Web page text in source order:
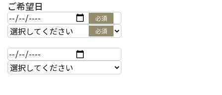
ご希望日
必須
必須